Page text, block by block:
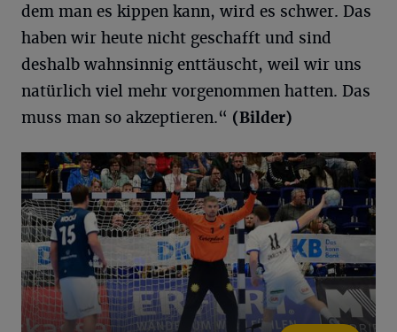
dem man es kippen kann, wird es schwer. Das
haben wir heute nicht geschafft und sind
deshalb wahnsinnig enttäuscht, weil wir uns
natürlich viel mehr vorgenommen hatten. Das
muss man so akzeptieren.“ (Bilder)